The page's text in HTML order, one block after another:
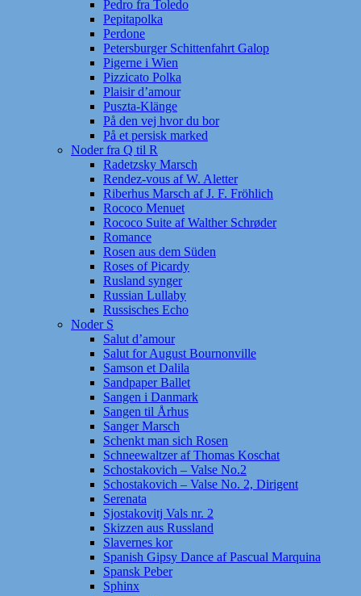
Pedro fra Toledo
Pepitapolka
Perdone
Petersburger Schittenfahrt Galop
Pigerne i Wien
Pizzicato Polka
Plaisir d’amour
Puszta-Klänge
På den vej hvor du bor
På et persisk marked
Noder fra Q til R
Radetzsky Marsch
Rendez-vous af W. Aletter
Riberhus Marsch af J. F. Fröhlich
Rococo Menuet
Rococo Suite af Walther Schrøder
Romance
Rosen aus dem Süden
Roses of Picardy
Rusland synger
Russian Lullaby
Russisches Echo
Noder S
Salut d’amour
Salut for August Bournonville
Samson et Dalila
Sandpaper Ballet
Sangen i Danmark
Sangen til Århus
Sanger Marsch
Schenkt man sich Rosen
Schneewaltzer af Thomas Koschat
Schostakovich – Valse No.2
Schostakovich – Valse No. 2, Dirigent
Serenata
Sjostakovitj Vals nr. 2
Skizzen aus Russland
Slavernes kor
Spanish Gipsy Dance af Pascual Marquina
Spansk Peber
Sphinx